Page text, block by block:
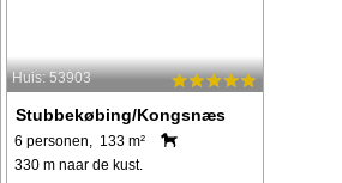
Huis: 53903
Stubbekøbing/Kongsnæs
6 personen, 133 m²
330 m naar de kust.